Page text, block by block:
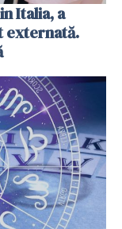
Italia, a
externată.